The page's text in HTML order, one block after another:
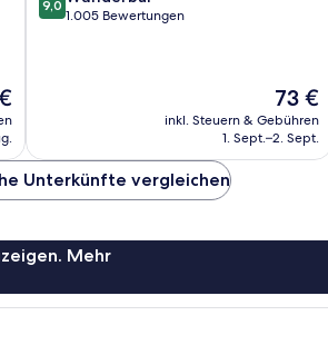
von
9,0
1.005 Bewertungen
Der
Preis
beträgt
73 €
inkl. Steuern & Gebühren
1. Sept.–2. Sept.
Unterkünfte vergleichen
Mehr